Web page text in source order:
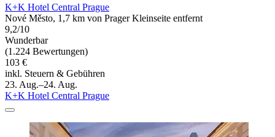
K+K Hotel Central Prague
Nové Město, 1,7 km von Prager Kleinseite entfernt
9,2/10
Wunderbar
(1.224 Bewertungen)
103 €
inkl. Steuern & Gebühren
23. Aug.–24. Aug.
K+K Hotel Central Prague